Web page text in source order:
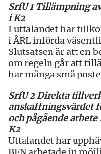
SrfU 1 Tillämpning
i K2
I uttalandet har
i ÅRL införda
Slutsatsen är att en
om regeln går att
har många små
SrfU 2 Direkta
anskaffningsvärdet
och pågående
K2
Uttalandet har
BFN arbetade in